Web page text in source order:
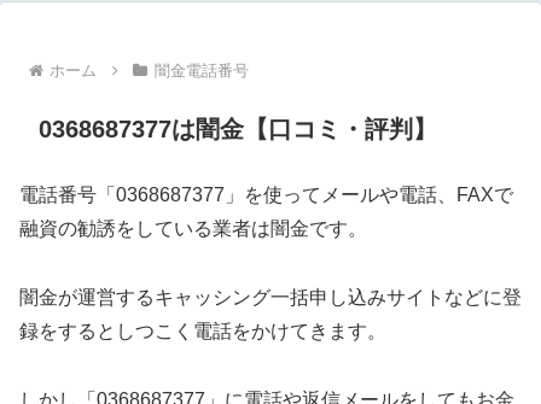
ホーム 闇金電話番号
0368687377は闇金【口コミ・評判】
電話番号「0368687377」を使ってメールや電話、FAXで
融資の勧誘をしている業者は闇金です。
闇金が運営するキャッシング一括申し込みサイトなどに登
録をするとしつこく電話をかけてきます。
しかし「0368687377」に電話や返信メールをしてもお金